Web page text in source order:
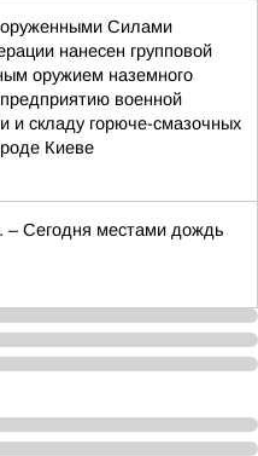
Силами
нанесен групповой
оружием наземного
военной
и складу горюче-смазочных
Киеве
– Сегодня местами дождь